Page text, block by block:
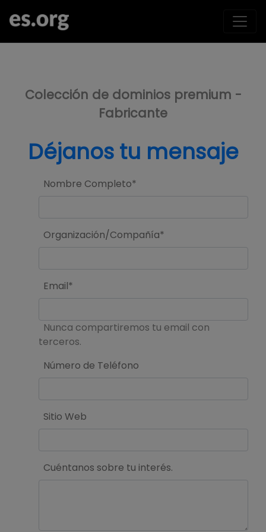
Colección de dominios premium -
Fabricante
Déjanos tu mensaje
Nombre Completo*
Organización/Compañía*
Email*
Nunca compartiremos tu email con
terceros.
Número de Teléfono
Sitio Web
Cuéntanos sobre tu interés.